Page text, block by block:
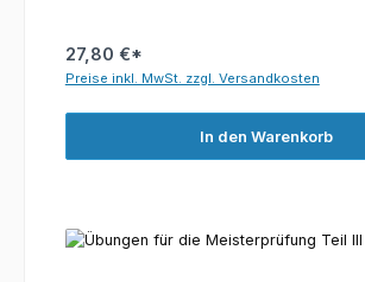
27,80 €*
Preise inkl. MwSt. zzgl. Versandkosten
In den Warenkorb